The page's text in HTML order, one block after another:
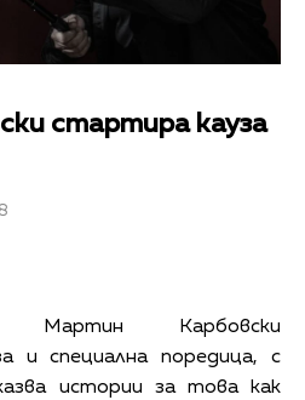
стартира кауза
Мартин Карбовски
и специална поредица, с
истории за това как